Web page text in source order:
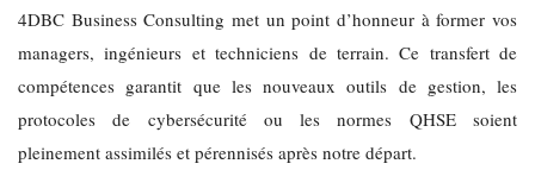
4DBC Business Consulting met un point d’honneur à former vos
managers, ingénieurs et techniciens de terrain. Ce transfert de
compétences garantit que les nouveaux outils de gestion, les
protocoles de cybersécurité ou les normes QHSE soient
pleinement assimilés et pérennisés après notre départ.